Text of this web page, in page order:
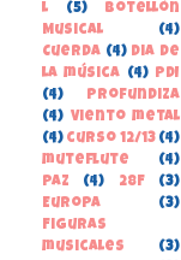
l
(5)
Botellón
Musical
(4)
Cuerda (4) Dia de
la música (4) PDI
(4)
Profundiza
(4) Viento metal
(4) curso 12/13 (4)
muteflute
(4)
paz
(4) 28F
(3)
Europa
(3)
Figuras
musicales
(3)